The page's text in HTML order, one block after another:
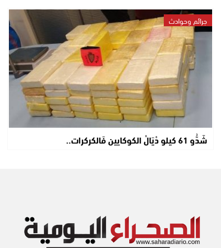
جرائم وحوادث
شَدُّو 61 كيلو دْيَالْ الكوكايين فَالكركرات..